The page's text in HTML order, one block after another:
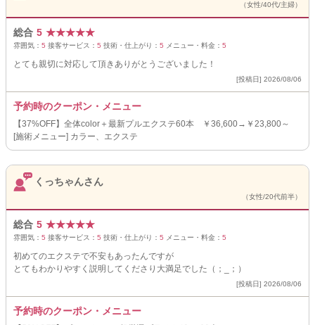
（女性/40代/主婦）
総合 5 ★★★★★
雰囲気： 5 接客サービス： 5 技術・仕上がり： 5 メニュー・料金： 5
とても親切に対応して頂きありがとうございました！
[投稿日] 2026/08/06
予約時のクーポン・メニュー
【37%OFF】全体color＋最新プルエクステ60本 ￥36,600→￥23,800～
[施術メニュー] カラー、エクステ
くっちゃんさん
（女性/20代前半）
総合 5 ★★★★★
雰囲気： 5 接客サービス： 5 技術・仕上がり： 5 メニュー・料金： 5
初めてのエクステで不安もあったんですが
とてもわかりやすく説明してくださり大満足でした（；_；）
[投稿日] 2026/08/06
予約時のクーポン・メニュー